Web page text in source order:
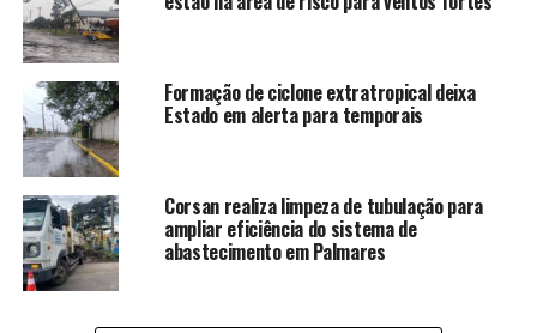
Formação de ciclone extratropical deixa
Estado em alerta para temporais
Corsan realiza limpeza de tubulação para
ampliar eficiência do sistema de
abastecimento em Palmares